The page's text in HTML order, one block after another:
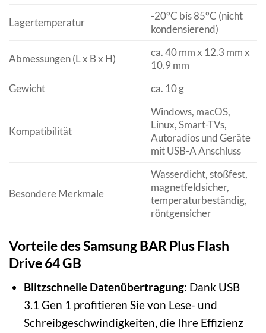
Lagertemperatur
-20°C bis 85°C (nicht
kondensierend)
Abmessungen (L x B x H)
ca. 40 mm x 12.3 mm x
10.9 mm
Gewicht
ca. 10 g
Kompatibilität
Windows, macOS,
Linux, Smart-TVs,
Autoradios und Geräte
mit USB-A Anschluss
Besondere Merkmale
Wasserdicht, stoßfest,
magnetfeldsicher,
temperaturbeständig,
röntgensicher
Vorteile des Samsung BAR Plus Flash
Drive 64 GB
Blitzschnelle Datenübertragung: Dank USB
3.1 Gen 1 profitieren Sie von Lese- und
Schreibgeschwindigkeiten, die Ihre Effizienz